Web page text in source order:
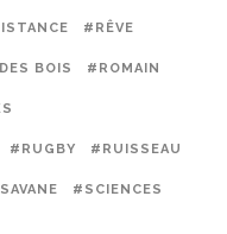
#RÊVE
BOIS #ROMAIN
#RUGBY #RUISSEAU
#SCIENCES